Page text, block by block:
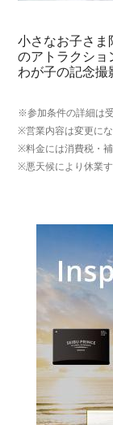
小さなお子さま
のアトラクショ
わが子の記念撮
※参加条件の詳細は
※営業内容は変更にな
※料金には消費税・
※悪天候により休業す